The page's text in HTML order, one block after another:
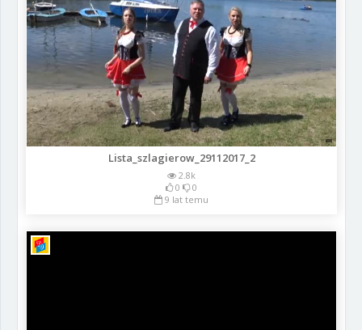
Lista_szlagierow_29112017_2
2.8k
0
0
9 lat temu